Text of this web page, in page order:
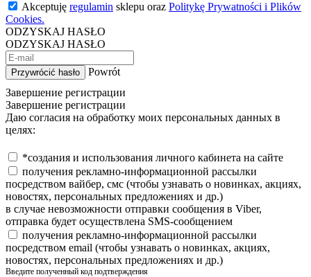
Akceptuję regulamin sklepu oraz Politykę Prywatności i Plików
Cookies.
ODZYSKAJ HASŁO
ODZYSKAJ HASŁO
Przywrócić hasło
Powrót
Завершение регистрации
Завершение регистрации
Даю согласия на обработку моих персональных данных в
целях:
*создания и использования личного кабинета на сайте
получения рекламно-информационной рассылки
посредством вайбер, смс (чтобы узнавать о новинках, акциях,
новостях, персональных предложениях и др.)
в случае невозможности отправки сообщения в Viber,
отправка будет осуществлена SMS-сообщением
получения рекламно-информационной рассылки
посредством email (чтобы узнавать о новинках, акциях,
новостях, персональных предложениях и др.)
Введите полученный код подтверждения